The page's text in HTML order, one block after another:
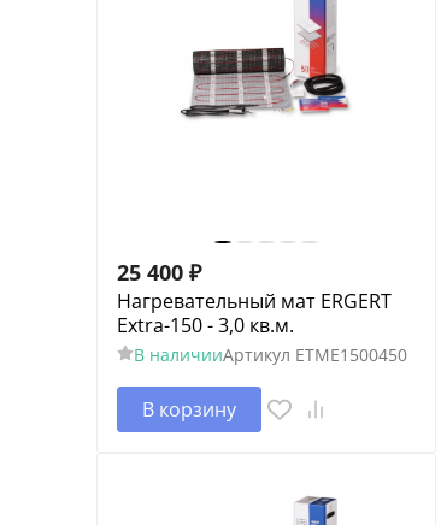
25 400 ₽
Нагревательный мат ERGERT
Extra-150 - 3,0 кв.м.
В наличииАртикул ETME1500450
В корзину